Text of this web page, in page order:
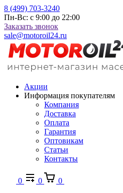
8 (499) 703-3240
Пн-Вс: с 9:00 до 22:00
Заказать звонок
sale@motoroil24.ru
Акции
Информация покупателям
Компания
Доставка
Оплата
Гарантия
Оптовикам
Статьи
Контакты
0 0
0